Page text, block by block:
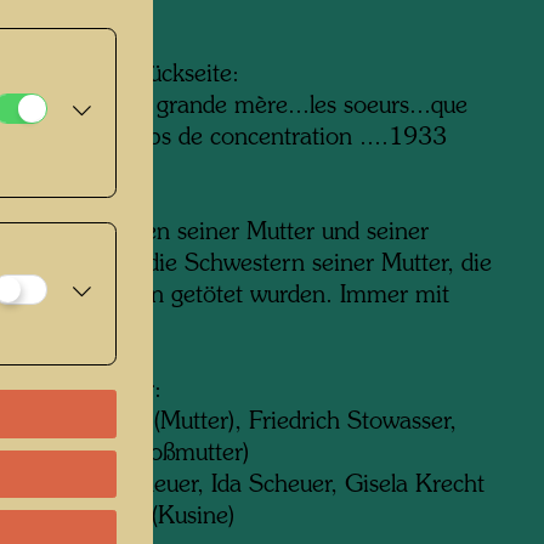
auf der Rückseite:
mère et sa grande mère...les soeurs...que
dans les camps de concentration ....1933
zwischen seiner Mutter und seiner
Dahinter die Schwestern seiner Mutter, die
getötet wurden. Immer mit
zeigt v. l. n. r:
Stowasser (Mutter), Friedrich Stowasser,
Scheuer (Großmutter)
Karoline Scheuer, Ida Scheuer, Gisela Krecht
Nora Krecht (Kusine)